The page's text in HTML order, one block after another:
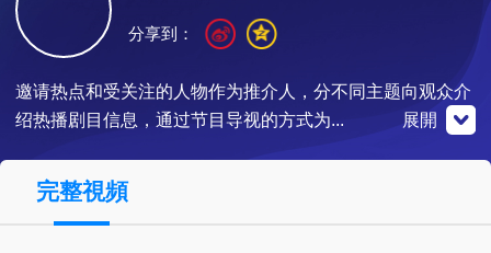
邀请热点和受关注的人物作为推介人，分不同主题向观众介
绍热播剧目信息，通过节目导视的方式为...
央視影音
展開
分享到：
完整視頻